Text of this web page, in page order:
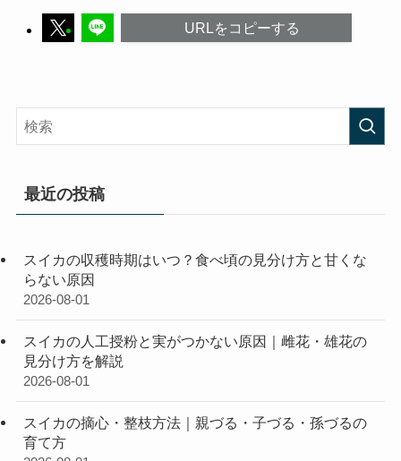
URLをコピーする
最近の投稿
スイカの収穫時期はいつ？食べ頃の見分け方と甘くな
らない原因
2026-08-01
スイカの人工授粉と実がつかない原因｜雌花・雄花の
見分け方を解説
2026-08-01
スイカの摘心・整枝方法｜親づる・子づる・孫づるの
育て方